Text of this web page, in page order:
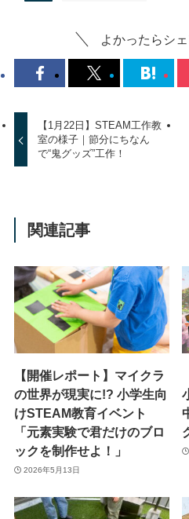
よかったらシ
【1月22日】STEAM工作教
室の様子｜節分にちなん
で“鬼グッズ”工作！
関連記事
【開催レポート】マイクラ
の世界が現実に!? 小学生向
けSTEAM教育イベント
「元素実験で君だけのブロ
ックを制作せよ！」
2026年5月13日